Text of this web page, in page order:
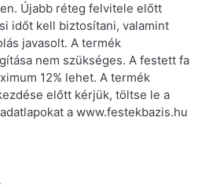
Újabb réteg felvitele előtt
időt kell biztosítani, valamint
javasolt. A termék
nem szükséges. A festett fa
12% lehet. A termék
előtt kérjük, töltse le a
a www.festekbazis.hu